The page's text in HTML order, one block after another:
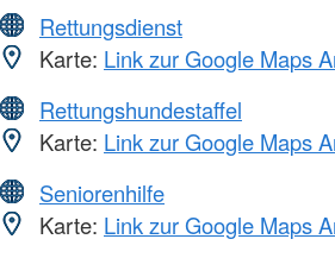
Rettungsdienst
Karte: Link zur Google Maps
Rettungshundestaffel
Karte: Link zur Google Maps
Seniorenhilfe
Karte: Link zur Google Maps